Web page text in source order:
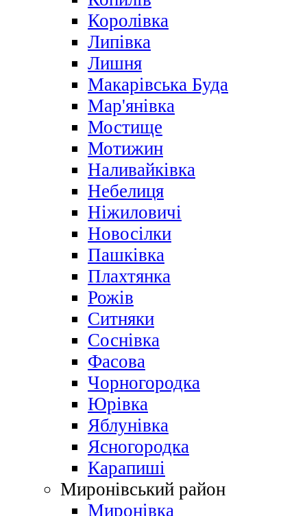
Королівка
Липівка
Лишня
Макарівська Буда
Мар'янівка
Мостище
Мотижин
Наливайківка
Небелиця
Ніжиловичі
Новосілки
Пашківка
Плахтянка
Рожів
Ситняки
Соснівка
Фасова
Чорногородка
Юрівка
Яблунівка
Ясногородка
Карапиші
Миронівський район
Миронівка